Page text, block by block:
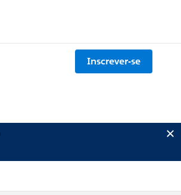
Inscrever-se